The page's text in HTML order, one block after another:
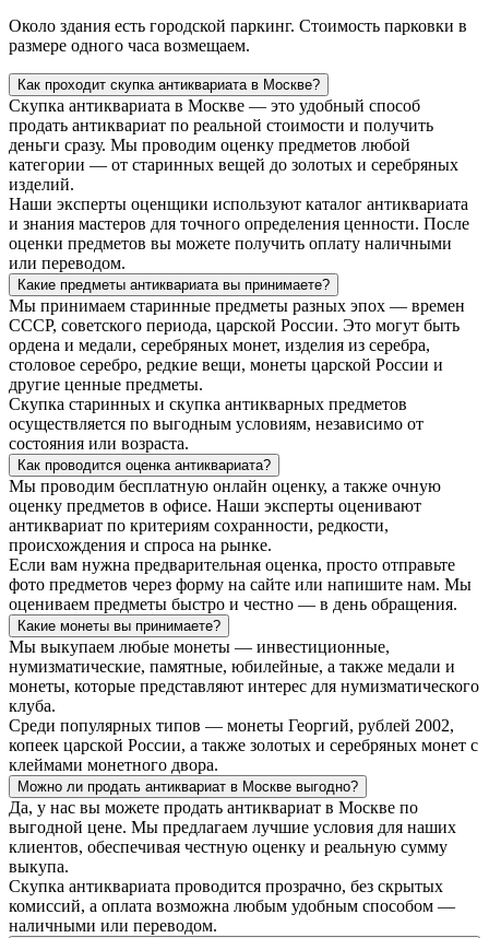
Около здания есть городской паркинг. Стоимость парковки в
размере одного часа возмещаем.
Как проходит скупка антиквариата в Москве?
Скупка антиквариата в Москве — это удобный способ
продать антиквариат по реальной стоимости и получить
деньги сразу. Мы проводим оценку предметов любой
категории — от старинных вещей до золотых и серебряных
изделий.
Наши эксперты оценщики используют каталог антиквариата
и знания мастеров для точного определения ценности. После
оценки предметов вы можете получить оплату наличными
или переводом.
Какие предметы антиквариата вы принимаете?
Мы принимаем старинные предметы разных эпох — времен
СССР, советского периода, царской России. Это могут быть
ордена и медали, серебряных монет, изделия из серебра,
столовое серебро, редкие вещи, монеты царской России и
другие ценные предметы.
Скупка старинных и скупка антикварных предметов
осуществляется по выгодным условиям, независимо от
состояния или возраста.
Как проводится оценка антиквариата?
Мы проводим бесплатную онлайн оценку, а также очную
оценку предметов в офисе. Наши эксперты оценивают
антиквариат по критериям сохранности, редкости,
происхождения и спроса на рынке.
Если вам нужна предварительная оценка, просто отправьте
фото предметов через форму на сайте или напишите нам. Мы
оцениваем предметы быстро и честно — в день обращения.
Какие монеты вы принимаете?
Мы выкупаем любые монеты — инвестиционные,
нумизматические, памятные, юбилейные, а также медали и
монеты, которые представляют интерес для нумизматического
клуба.
Среди популярных типов — монеты Георгий, рублей 2002,
копеек царской России, а также золотых и серебряных монет с
клеймами монетного двора.
Можно ли продать антиквариат в Москве выгодно?
Да, у нас вы можете продать антиквариат в Москве по
выгодной цене. Мы предлагаем лучшие условия для наших
клиентов, обеспечивая честную оценку и реальную сумму
выкупа.
Скупка антиквариата проводится прозрачно, без скрытых
комиссий, а оплата возможна любым удобным способом —
наличными или переводом.